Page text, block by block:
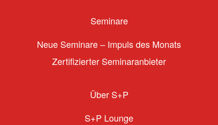
Seminare
Neue Seminare – Impuls des Monats
Zertifizierter Seminaranbieter
Über S+P
S+P Lounge